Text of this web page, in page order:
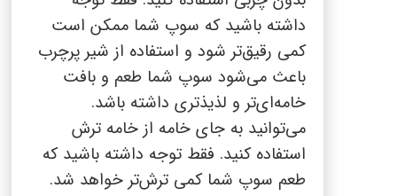
داشته باشید که سوپ شما ممکن است
کمی رقیق‌تر شود و استفاده از شیر پرچرب
باعث می‌شود سوپ شما طعم و بافت
خامه‌ای‌تر و لذیذتری داشته باشد.
می‌توانید به جای خامه از خامه ترش
استفاده کنید. فقط توجه داشته باشید که
طعم سوپ شما کمی ترش‌تر خواهد شد.